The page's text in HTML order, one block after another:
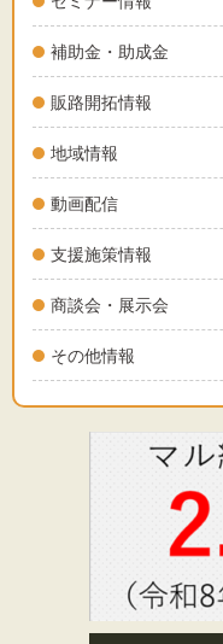
補助金・助成金
販路開拓情報
地域情報
動画配信
支援施策情報
商談会・展示会
その他情報